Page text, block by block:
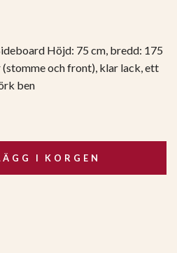
Höjd: 75 cm, bredd: 175
(stomme och front), klar lack, ett
ben
I KORGEN